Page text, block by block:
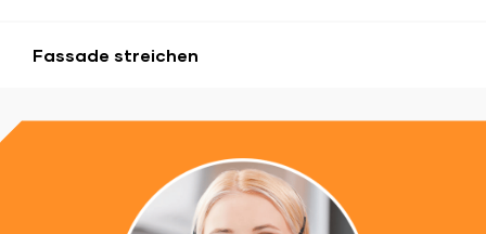
Fassade streichen